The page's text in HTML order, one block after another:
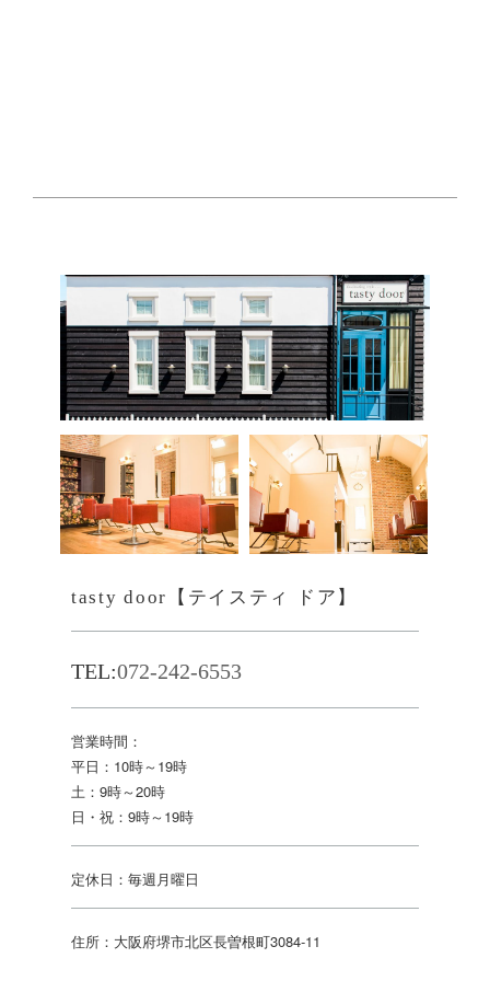
tasty door【テイスティ ドア】
TEL:072-242-6553
営業時間：
平日：10時～19時
土：9時～20時
日・祝：9時～19時
定休日：毎週月曜日
住所：大阪府堺市北区長曽根町3084-11